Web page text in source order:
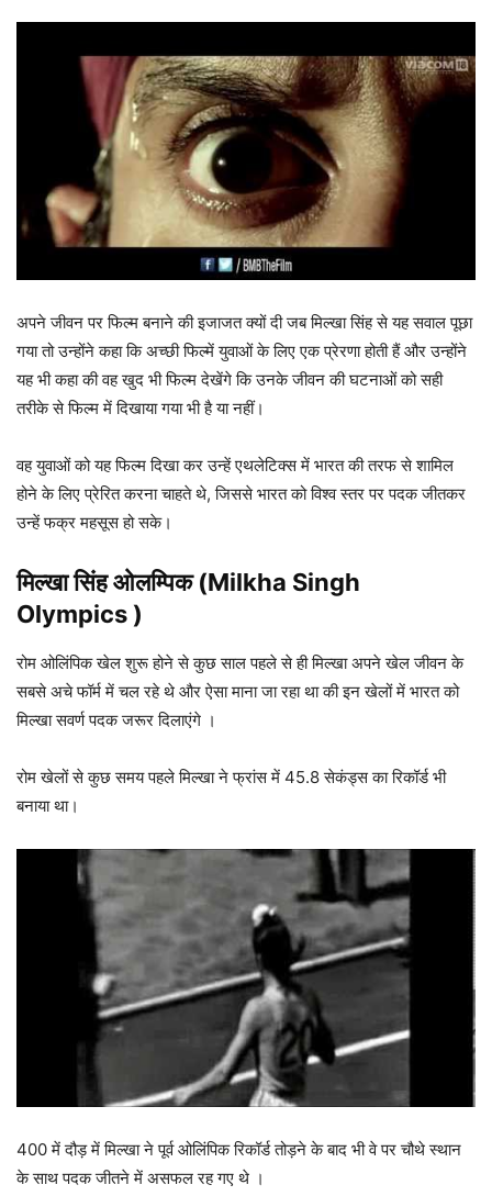
अपने जीवन पर फिल्म बनाने की इजाजत क्यों दी जब मिल्खा सिंह से यह सवाल पूछा
गया तो उन्होंने कहा कि अच्छी फिल्में युवाओं के लिए एक प्रेरणा होती हैं और उन्होंने
यह भी कहा की वह खुद भी फिल्म देखेंगे कि उनके जीवन की घटनाओं को सही
तरीके से फिल्म में दिखाया गया भी है या नहीं।
वह युवाओं को यह फिल्म दिखा कर उन्हें एथलेटिक्स में भारत की तरफ से शामिल
होने के लिए प्रेरित करना चाहते थे, जिससे भारत को विश्व स्तर पर पदक जीतकर
उन्हें फक्र महसूस हो सके।
मिल्खा सिंह ओलम्पिक (Milkha Singh
Olympics )
रोम ओलिंपिक खेल शुरू होने से कुछ साल पहले से ही मिल्खा अपने खेल जीवन के
सबसे अचे फॉर्म में चल रहे थे और ऐसा माना जा रहा था की इन खेलों में भारत को
मिल्खा सवर्ण पदक जरूर दिलाएंगे ।
रोम खेलों से कुछ समय पहले मिल्खा ने फ्रांस में 45.8 सेकंड्स का रिकॉर्ड भी
बनाया था।
400 में दौड़ में मिल्खा ने पूर्व ओलिंपिक रिकॉर्ड तोड़ने के बाद भी वे पर चौथे स्थान
के साथ पदक जीतने में असफल रह गए थे ।